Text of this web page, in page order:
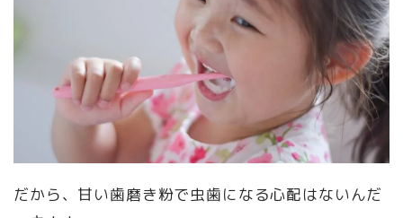
だから、甘い歯磨き粉で虫歯になる心配はないんだ